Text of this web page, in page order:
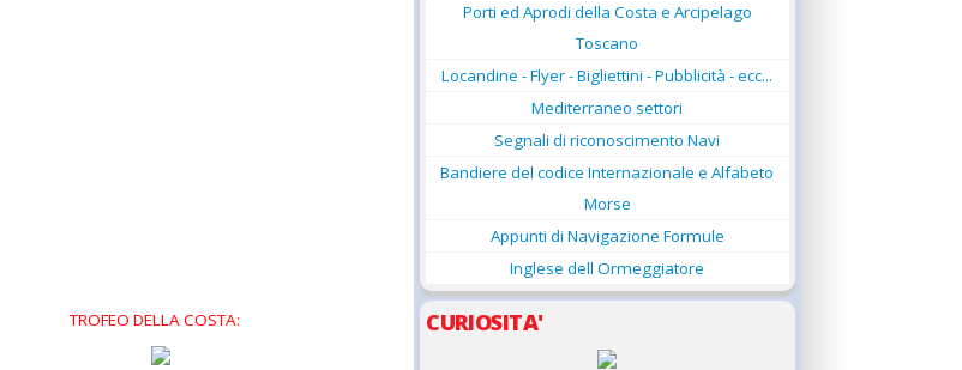
TROFEO DELLA COSTA:
Porti ed Aprodi della Costa e Arcipelago
Toscano
Locandine - Flyer - Bigliettini - Pubblicità - ecc...
Mediterraneo settori
Segnali di riconoscimento Navi
Bandiere del codice Internazionale e Alfabeto
Morse
Appunti di Navigazione Formule
Inglese dell Ormeggiatore
CURIOSITA'